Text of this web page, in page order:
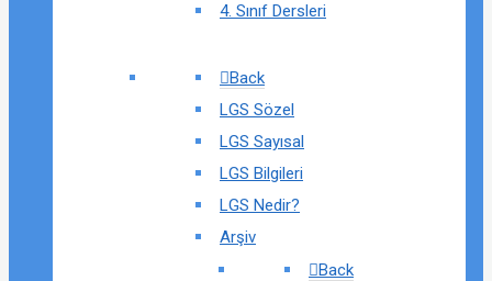
4. Sınıf Dersleri
Back
LGS Sözel
LGS Sayısal
LGS Bilgileri
LGS Nedir?
Arşiv
Back